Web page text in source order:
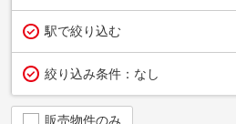
駅で絞り込む
絞り込み条件： なし
販売物件のみ